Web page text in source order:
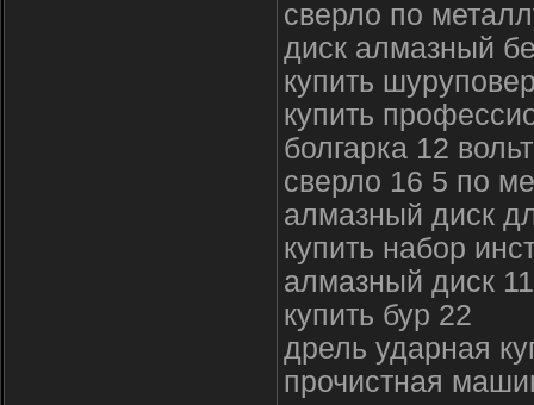
сверло по
диск алмазный
купить
купить
болгарка 12
сверло 16 5 по
алмазный диск
купить набор
алмазный диск
купить бур 22
дрель ударная
прочистная